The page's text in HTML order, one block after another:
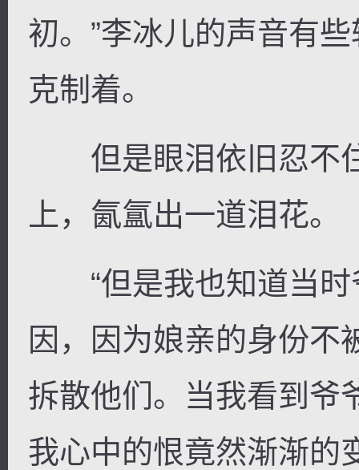
初。”李冰儿的声音有
克制着。
但是眼泪依旧忍不
上，氤氲出一道泪花。
“但是我也知道当时
因，因为娘亲的身份不
拆散他们。当我看到爷
我心中的恨竟然渐渐的